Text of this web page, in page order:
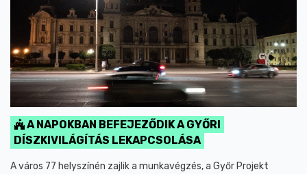
A NAPOKBAN BEFEJEZŐDIK A GYŐRI
DÍSZKIVILÁGÍTÁS LEKAPCSOLÁSA
A város 77 helyszínén zajlik a munkavégzés, a Győr Projekt